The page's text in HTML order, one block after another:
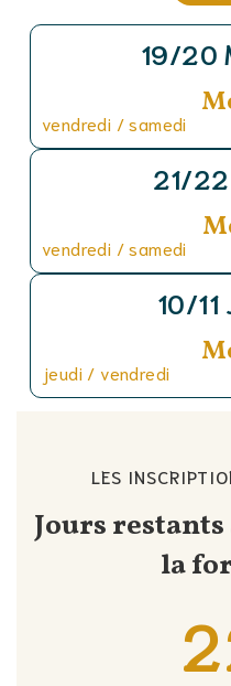
19/20
vendredi / samedi
21/
vendredi / samedi
10/
jeudi / vendredi
LES
Jours
la